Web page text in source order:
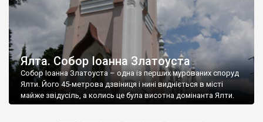
Ялта. Собор Іоанна Златоуста
Собор Іоанна Златоуста – одна із перших мурованих споруд
Ялти. Його 45-метрова дзвіниця і нині видніється в місті
майже звідусіль, а колись це була висотна домінанта Ялти.